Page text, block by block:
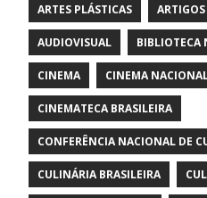
ARTES PLÁSTICAS ARTIGOS
AUDIOVISUAL BIBLIOTECA
CINEMA CINEMA
CINEMATECA BRASILEIRA
CONFERÊNCIA NACIONAL DE
CULINÁRIA BRASILEIRA